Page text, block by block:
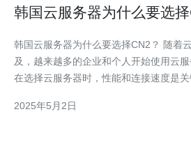
韩国云服务器为什么要选择
韩国云服务器为什么要选择CN2？ 随着云计算技术的发展和普
及，越来越多的企业和个人开始使用云服
在选择云服务器时，性能和连接速度是关
电信（China Telecom）推出的一种高性
2025年5月2日